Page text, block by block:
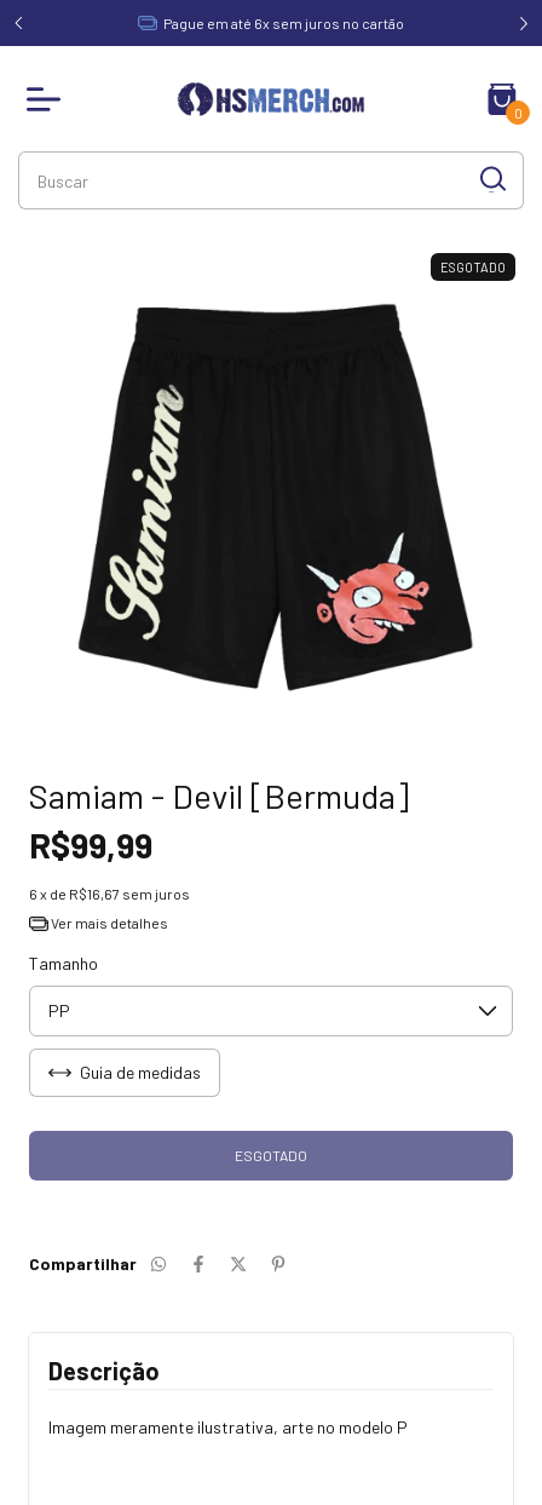
de Pague em até 6x sem juros no cartão
0
ESGOTADO
Samiam - Devil [Bermuda]
R$99,99
6 x de R$16,67 sem juros
Ver mais detalhes
Tamanho
Guia de medidas
Compartilhar
Descrição
Imagem meramente ilustrativa, arte no modelo P